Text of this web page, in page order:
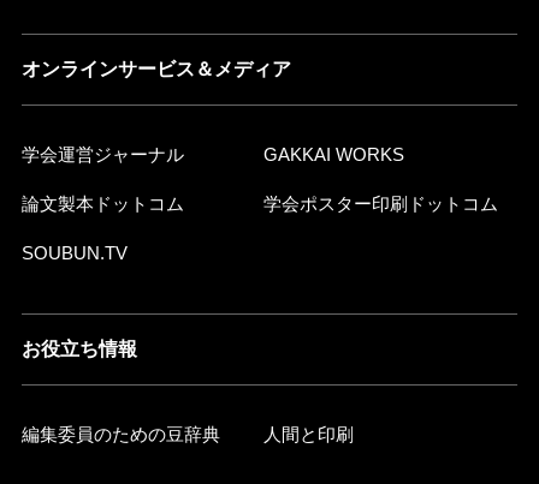
オンラインサービス＆メディア
学会運営ジャーナル GAKKAI WORKS
論文製本ドットコム 学会ポスター印刷ドットコム
SOUBUN.TV
お役立ち情報
編集委員のための豆辞典 人間と印刷